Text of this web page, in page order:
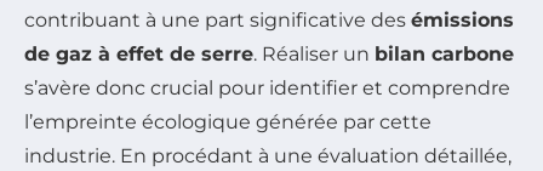
contribuant à une part significative des émissions
de gaz à effet de serre. Réaliser un bilan carbone
s’avère donc crucial pour identifier et comprendre
l’empreinte écologique générée par cette
industrie. En procédant à une évaluation détaillée,